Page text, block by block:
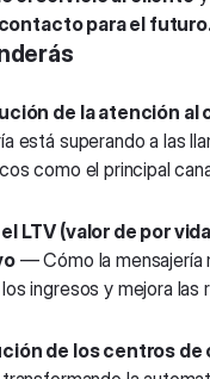
para el
de la atención al
está superando a las
como el principal
LTV (valor de por
— Cómo la mensajería
ingresos y mejora las
de los centros